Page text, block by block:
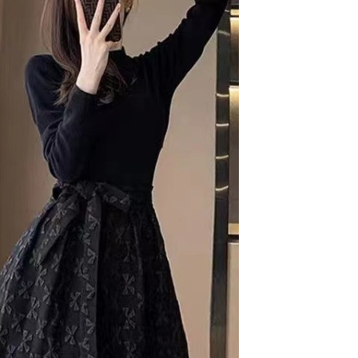
沛科技股份有限公司提供之「AFTEE先享後付」服務完成之
服務之必要範圍內提供個人資料，並將交易相關給付款項請
恩沛科技股份有限公司。
資料處理事宜，請瀏覽以下網址：
terms/#terms3
使用者請事先徵得法定代理人或監護人之同意方可使用
後付」，若未經同意申辦者引起之損失，本公司不負相關責
先享後付」時，將依據個別帳號之用戶狀況，依本公司
不同之上限額度；若仍有額度不足之情形，本公司將視審查
進行身份認證。
註冊多個帳號或使用他人資訊註冊。若發現惡意使用之情
股份有限公司將有權停止該用戶之使用額度並採取法律行
滿NT$1,000(含以上)免運費
，滿NT$1,500(含以上)免運費